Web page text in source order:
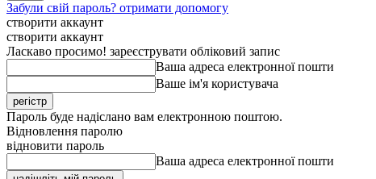
Забули свій пароль? отримати допомогу
створити аккаунт
створити аккаунт
Ласкаво просимо! зареєструвати обліковий запис
Ваша адреса електронної пошти
Ваше ім'я користувача
Пароль буде надіслано вам електронною поштою.
Відновлення паролю
відновити пароль
Ваша адреса електронної пошти